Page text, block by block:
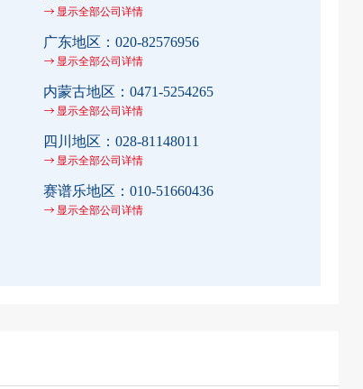
显示全部公司详情
广东地区：020-82576956
显示全部公司详情
内蒙古地区：0471-5254265
显示全部公司详情
四川地区：028-81148011
显示全部公司详情
赛谱乐地区：010-51660436
显示全部公司详情